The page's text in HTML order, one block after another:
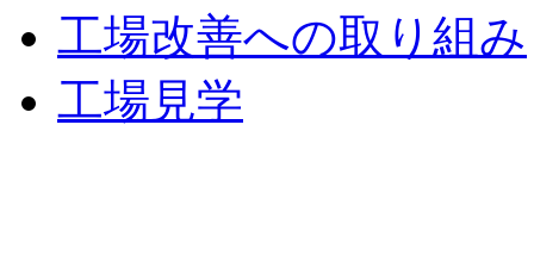
工場改善への取り組み
工場見学